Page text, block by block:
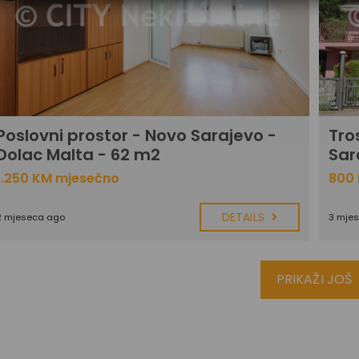
prostor - Novo Sarajevo -
Malta - 62 m2
KM mjesečno
mjeseca ago DETAILS
800
3
PRIKAŽI JOŠ